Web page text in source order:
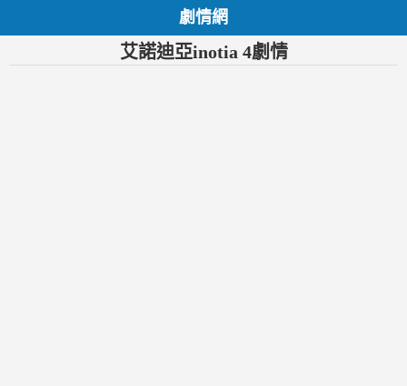
劇情網
艾諾迪亞inotia 4劇情